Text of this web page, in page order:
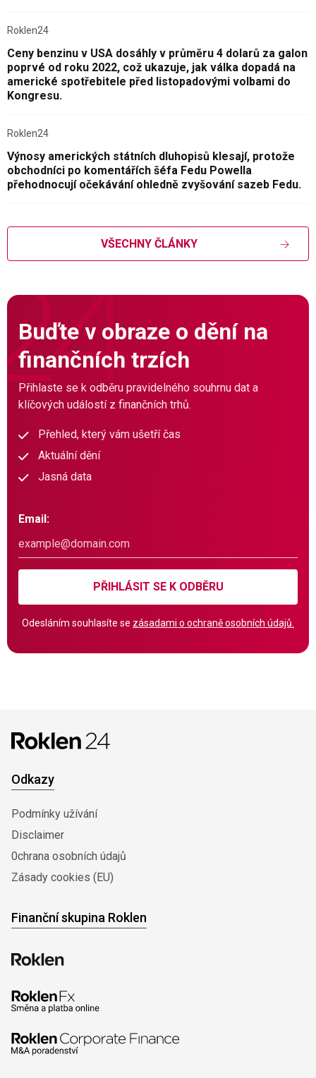
Roklen24
Ceny benzinu v USA dosáhly v průměru 4 dolarů za galon
poprvé od roku 2022, což ukazuje, jak válka dopadá na
americké spotřebitele před listopadovými volbami do
Kongresu.
Roklen24
Výnosy amerických státních dluhopisů klesají, protože
obchodníci po komentářích šéfa Fedu Powella
přehodnocují očekávání ohledně zvyšování sazeb Fedu.
VŠECHNY ČLÁNKY
Buďte v obraze o dění na
finančních trzích
Přihlaste se k odběru pravidelného souhrnu dat a
klíčových událostí z finančních trhů.
Přehled, který vám ušetří čas
Aktuální dění
Jasná data
Email:
PŘIHLÁSIT SE K ODBĚRU
Odesláním souhlasíte se zásadami o ochraně osobních údajů.
Odkazy
Podmínky užívání
Disclaimer
0chrana osobních údajů
Zásady cookies (EU)
Finanční skupina Roklen